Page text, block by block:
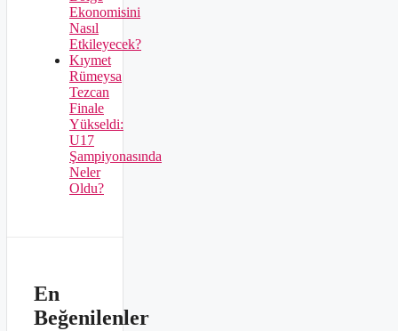
Ekonomisini
Nasıl
Etkileyecek?
Kıymet
Rümeysa
Tezcan
Finale
Yükseldi:
U17
Şampiyonasında
Neler
Oldu?
En
Beğenilenler